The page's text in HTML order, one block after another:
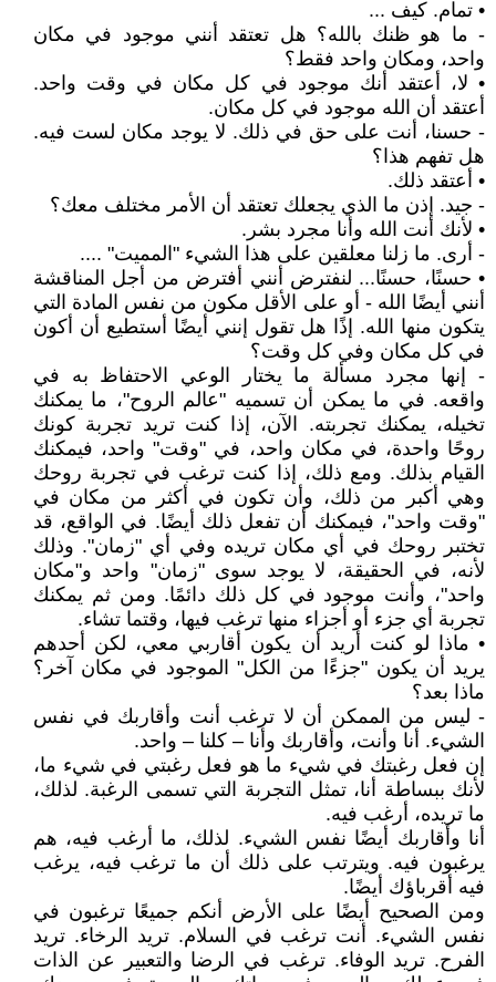
• تمام. كيف ...
- ما هو ظنك بالله؟ هل تعتقد أنني موجود في مكان
واحد، ومكان واحد فقط؟
• لا، أعتقد أنك موجود في كل مكان في وقت واحد.
أعتقد أن الله موجود في كل مكان.
- حسنا، أنت على حق في ذلك. لا يوجد مكان لست فيه.
هل تفهم هذا؟
• أعتقد ذلك.
- جيد. إذن ما الذي يجعلك تعتقد أن الأمر مختلف معك؟
• لأنك أنت الله وأنا مجرد بشر.
- أرى. ما زلنا معلقين على هذا الشيء "المميت" ....
• حسنًا، حسنًا... لنفترض أنني أفترض من أجل المناقشة
أنني أيضًا الله - أو على الأقل مكون من نفس المادة التي
يتكون منها الله. إذًا هل تقول إنني أيضًا أستطيع أن أكون
في كل مكان وفي كل وقت؟
- إنها مجرد مسألة ما يختار الوعي الاحتفاظ به في
واقعه. في ما يمكن أن تسميه "عالم الروح"، ما يمكنك
تخيله، يمكنك تجربته. الآن، إذا كنت تريد تجربة كونك
روحًا واحدة، في مكان واحد، في "وقت" واحد، فيمكنك
القيام بذلك. ومع ذلك، إذا كنت ترغب في تجربة روحك
وهي أكبر من ذلك، وأن تكون في أكثر من مكان في
"وقت واحد"، فيمكنك أن تفعل ذلك أيضًا. في الواقع، قد
تختبر روحك في أي مكان تريده وفي أي "زمان". وذلك
لأنه، في الحقيقة، لا يوجد سوى "زمان" واحد و"مكان
واحد"، وأنت موجود في كل ذلك دائمًا. ومن ثم يمكنك
تجربة أي جزء أو أجزاء منها ترغب فيها، وقتما تشاء.
• ماذا لو كنت أريد أن يكون أقاربي معي، لكن أحدهم
يريد أن يكون "جزءًا من الكل" الموجود في مكان آخر؟
ماذا بعد؟
- ليس من الممكن أن لا ترغب أنت وأقاربك في نفس
الشيء. أنا وأنت، وأقاربك وأنا – كلنا – واحد.
إن فعل رغبتك في شيء ما هو فعل رغبتي في شيء ما،
لأنك ببساطة أنا، تمثل التجربة التي تسمى الرغبة. لذلك،
ما تريده، أرغب فيه.
أنا وأقاربك أيضًا نفس الشيء. لذلك، ما أرغب فيه، هم
يرغبون فيه. ويترتب على ذلك أن ما ترغب فيه، يرغب
فيه أقرباؤك أيضًا.
ومن الصحيح أيضًا على الأرض أنكم جميعًا ترغبون في
نفس الشيء. أنت ترغب في السلام. تريد الرخاء. تريد
الفرح. تريد الوفاء. ترغب في الرضا والتعبير عن الذات